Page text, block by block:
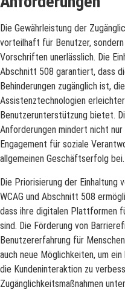
Die Gewährleistung der
vorteilhaft für Benutzer,
Vorschriften unerlässlich. Die
Abschnitt 508 garantiert, dass
Behinderungen zugänglich ist,
Assistenztechnologien
Benutzerunterstützung bietet.
Anforderungen mindert nicht
Engagement für soziale
allgemeinen Geschäftserfolg bei.
Die Priorisierung der Einhaltung
WCAG und Abschnitt 508
dass ihre digitalen Plattformen
sind. Die Förderung von
Benutzererfahrung für
auch neue Möglichkeiten, um
die Kundeninteraktion zu
Zugänglichkeitsmaßnahmen